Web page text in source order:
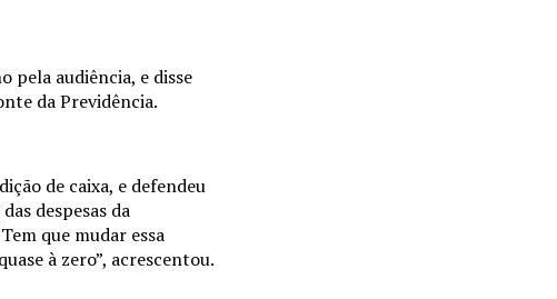
pela audiência, e disse
da Previdência.
de caixa, e defendeu
despesas da
que mudar essa
à zero”, acrescentou.